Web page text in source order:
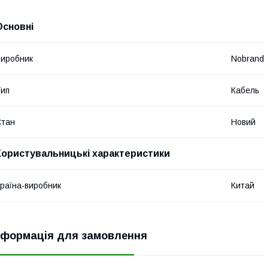
Nobrand
Кабель
Новий
характеристики
виробник Китай
для замовлення